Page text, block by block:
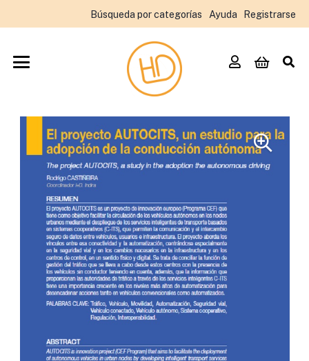
Búsqueda por categorías Ayuda Registrarse